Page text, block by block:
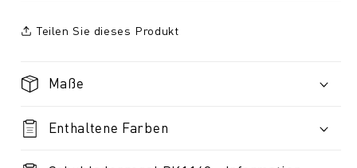
Teilen Sie dieses Produkt
Maße
Enthaltene Farben